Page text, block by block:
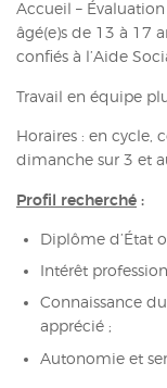
Accueil –
âgé(e)s de 13 à 17
confiés à l’Aide
Travail en équipe
Horaires : en cycle,
dimanche sur 3 et
Profil recherché :
Diplôme d’État
Intérêt
Connaissance
apprécié ;
Autonomie et